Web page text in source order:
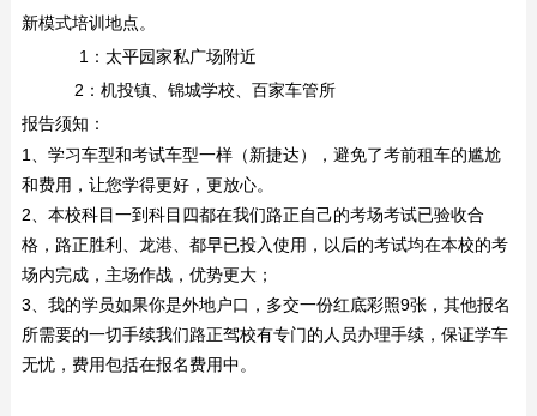
新模式培训地点。
1：太平园家私广场附近
2：机投镇、锦城学校、百家车管所
报告须知：
1、学习车型和考试车型一样（新捷达），避免了考前租车的尴尬
和费用，让您学得更好，更放心。
2、本校科目一到科目四都在我们路正自己的考场考试已验收合
格，路正胜利、龙港、都早已投入使用，以后的考试均在本校的考
场内完成，主场作战，优势更大；
3、我的学员如果你是外地户口，多交一份红底彩照9张，其他报名
所需要的一切手续我们路正驾校有专门的人员办理手续，保证学车
无忧，费用包括在报名费用中。